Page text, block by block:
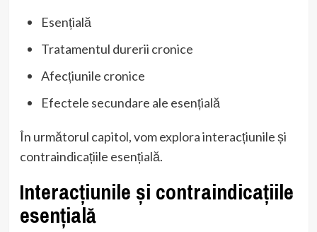
Esențială
Tratamentul durerii cronice
Afecțiunile cronice
Efectele secundare ale esențială
În următorul capitol, vom explora interacțiunile și
contraindicațiile esențială.
Interacțiunile și contraindicațiile
esențială